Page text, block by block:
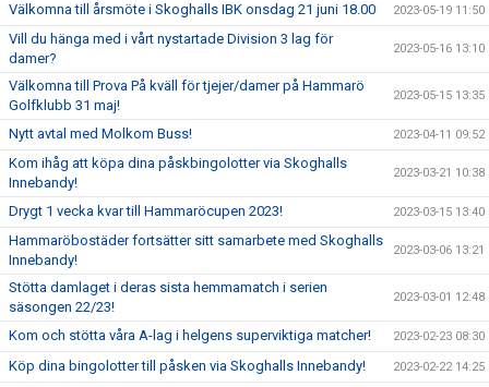
Välkomna till årsmöte i Skoghalls IBK onsdag 21 juni 18.00 2023-05-19 11:50
Vill du hänga med i vårt nystartade Division 3 lag för
damer?
2023-05-16 13:10
Välkomna till Prova På kväll för tjejer/damer på Hammarö
Golfklubb 31 maj!
2023-05-15 13:35
Nytt avtal med Molkom Buss! 2023-04-11 09:52
Kom ihåg att köpa dina påskbingolotter via Skoghalls
Innebandy!
2023-03-21 10:38
Drygt 1 vecka kvar till Hammaröcupen 2023! 2023-03-15 13:40
Hammaröbostäder fortsätter sitt samarbete med Skoghalls
Innebandy!
2023-03-06 13:21
Stötta damlaget i deras sista hemmamatch i serien
säsongen 22/23!
2023-03-01 12:48
Kom och stötta våra A-lag i helgens superviktiga matcher! 2023-02-23 08:30
Köp dina bingolotter till påsken via Skoghalls Innebandy! 2023-02-22 14:25